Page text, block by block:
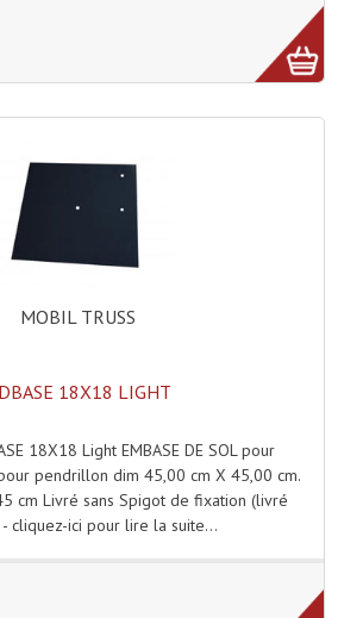
Multi-Canaux
, Limiteurs , Noise Gate
Egaliseur Egaliseurs
Packs Sono
Passives Sono
Retours De Scène
MOBIL TRUSS
18X18 LIGHT
18X18 Light EMBASE DE SOL pour
pendrillon dim 45,00 cm X 45,00 cm.
cm Livré sans Spigot de fixation (livré
cliquez-ici pour lire la suite...